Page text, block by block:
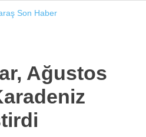
YAZARLAR
Ağustos